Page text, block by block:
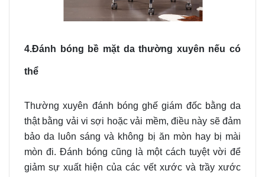
4.Đánh bóng bề mặt da thường xuyên nếu có
thể
Thường xuyên đánh bóng ghế giám đốc bằng da
thật bằng vải vi sợi hoặc vải mềm, điều này sẽ đảm
bảo da luôn sáng và không bị ăn mòn hay bị mài
mòn đi. Đánh bóng cũng là một cách tuyệt vời để
giảm sự xuất hiện của các vết xước và trầy xước